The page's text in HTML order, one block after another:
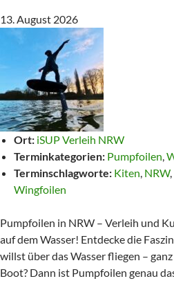
13. August 2026
Ort: iSUP Verleih NRW
Terminkategorien: Pumpfoilen,
Terminschlagworte: Kiten, NRW,
Wingfoilen
Pumpfoilen in NRW – Verleih und
auf dem Wasser! Entdecke die
willst über das Wasser fliegen –
Boot? Dann ist Pumpfoilen genau